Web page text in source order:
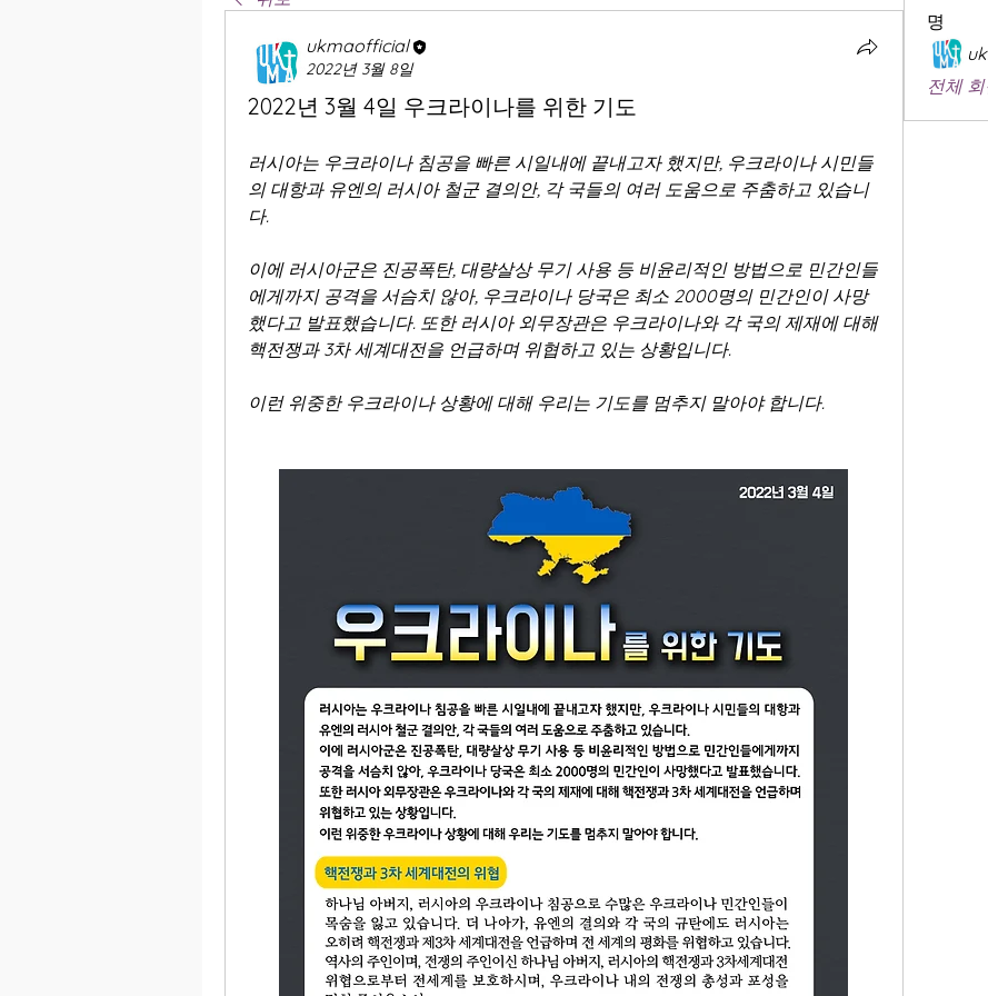
ukmaofficial
2022년 3월 8일
2022년 3월 4일 우크라이나를 위한 기도
러시아는 우크라이나 침공을 빠른 시일내에 끝내고자 했지만, 우크라이나 시민들
의 대항과 유엔의 러시아 철군 결의안, 각 국들의 여러 도움으로 주춤하고 있습니
다.
이에 러시아군은 진공폭탄, 대량살상 무기 사용 등 비윤리적인 방법으로 민간인들
에게까지 공격을 서슴치 않아, 우크라이나 당국은 최소 2000명의 민간인이 사망
했다고 발표했습니다. 또한 러시아 외무장관은 우크라이나와 각 국의 제재에 대해
핵전쟁과 3차 세계대전을 언급하며 위협하고 있는 상황입니다.
이런 위중한 우크라이나 상황에 대해 우리는 기도를 멈추지 말아야 합니다.
명
전체